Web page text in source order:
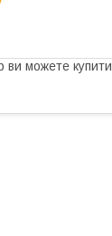
ви можете купити